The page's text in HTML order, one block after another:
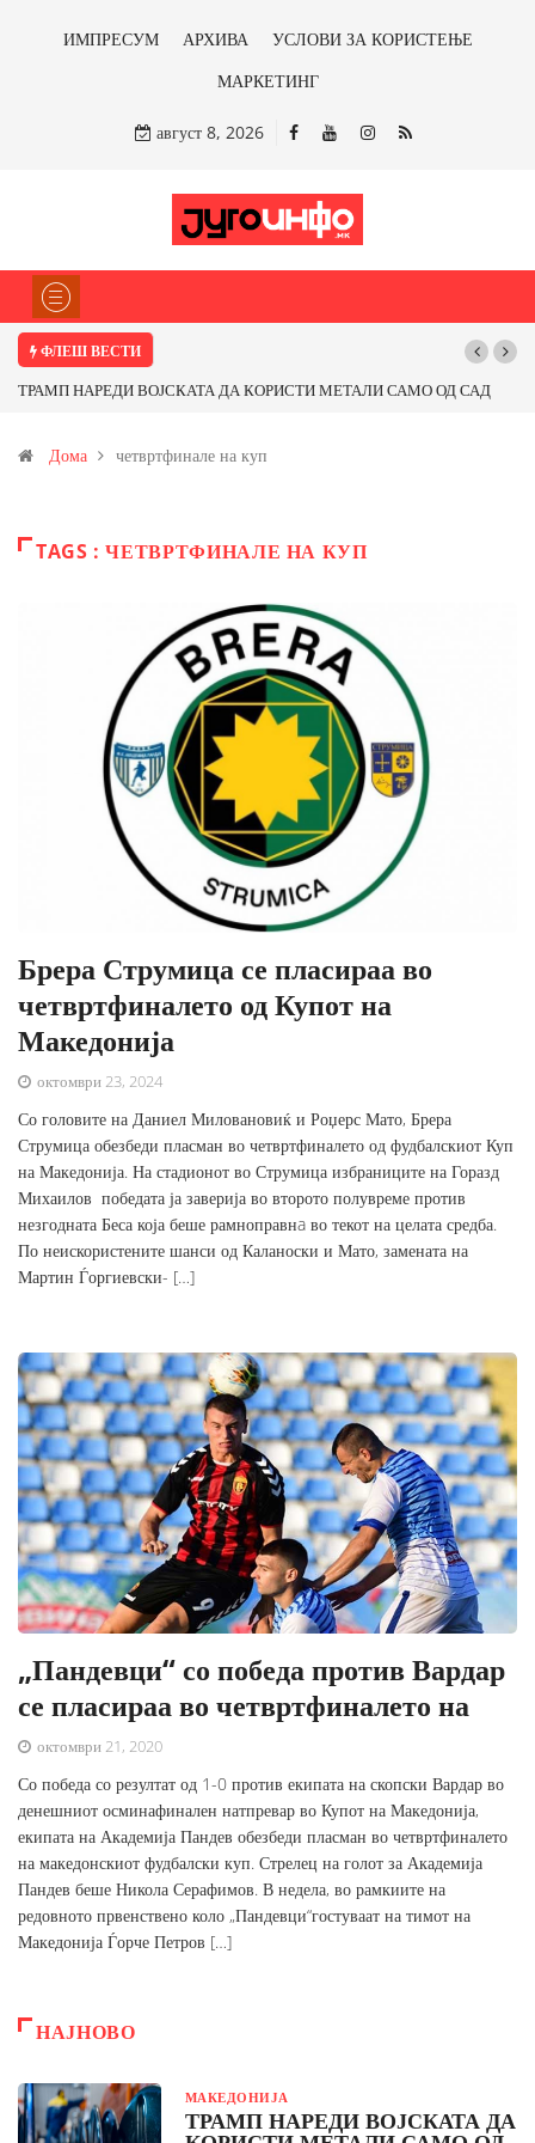
ИМПРЕСУМ АРХИВА
УСЛОВИ ЗА КОРИСТЕЊЕ
МАРКЕТИНГ
август 8, 2026
ФЛЕШ ВЕСТИ
НАРЕДИ ВОЈСКАТА ДА КОРИСТИ МЕТАЛИ САМО ОД САД
и со антимонот?
Почнува
Дома четвртфинале на куп
TAGS : ЧЕТВРТФИНАЛЕ НА КУП
Брера Струмица се пласираа во
четвртфиналето од Купот на
Македонија
октомври 23, 2024
Со головите на Даниел Миловановиќ и Роџерс Мато, Брера
Струмица обезбеди пласман во четвртфиналето од фудбалскиот Куп
на Македонија. На стадионот во Струмица избраниците на Горазд
Михаилов победата ја заверија во второто полувреме против
незгодната Беса која беше рамноправнa во текот на целата средба.
По неискористените шанси од Каланоски и Мато, замената на
Мартин Ѓоргиевски- […]
„Пандевци“ со победа против Вардар
се пласираа во четвртфиналето на
октомври 21, 2020
Со победа со резултат од 1-0 против екипата на скопски Вардар во
денешниот осминафинален натпревар во Купот на Македонија,
екипата на Академија Пандев обезбеди пласман во четвртфиналето
на македонскиот фудбалски куп. Стрелец на голот за Академија
Пандев беше Никола Серафимов. В недела, во рамкиите на
редовното првенствено коло „Пандевци“гостуваат на тимот на
Македонија Ѓорче Петров […]
НАЈНОВО
МАКЕДОНИЈА
ТРАМП НАРЕДИ ВОЈСКАТА ДА